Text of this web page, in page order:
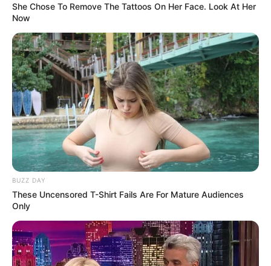
She Chose To Remove The Tattoos On Her Face. Look At Her
Now
BUZZ DAY
These Uncensored T-Shirt Fails Are For Mature Audiences
Only